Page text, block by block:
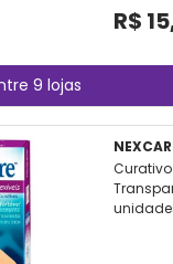
R$
9 lojas